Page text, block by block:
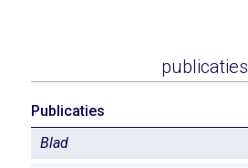
publicaties
Publicaties
Blad